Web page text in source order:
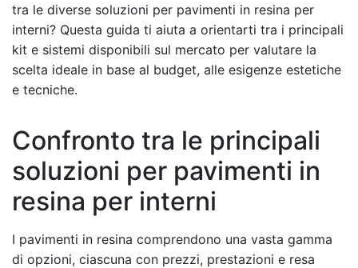
tra le diverse soluzioni per pavimenti in resina per
interni? Questa guida ti aiuta a orientarti tra i principali
kit e sistemi disponibili sul mercato per valutare la
scelta ideale in base al budget, alle esigenze estetiche
e tecniche.
Confronto tra le principali
soluzioni per pavimenti in
resina per interni
I pavimenti in resina comprendono una vasta gamma
di opzioni, ciascuna con prezzi, prestazioni e resa